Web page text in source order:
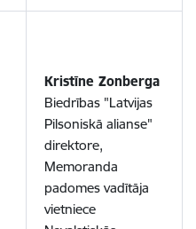
Kristīne Zonberga
Biedrības "Latvijas
Pilsoniskā alianse"
direktore,
Memoranda
padomes vadītāja
vietniece